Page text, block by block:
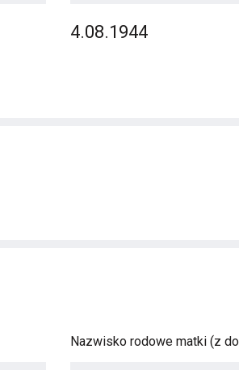
4.08.1944
Nazwisko rodowe matki (z